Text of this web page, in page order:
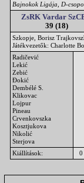
Bajnokok Ligája, D-
ZsRK Vardar
39 (18)
Szkopje, Borisz
Játékvezetők: Charlotte
Radičević
Lekić
Zebić
Đokić
Dembélé S.
Klikovac
Lojpur
Pineau
Crvenkovszka
Kosztjukova
Nikolić
Sterjova
Kiállítások: 0